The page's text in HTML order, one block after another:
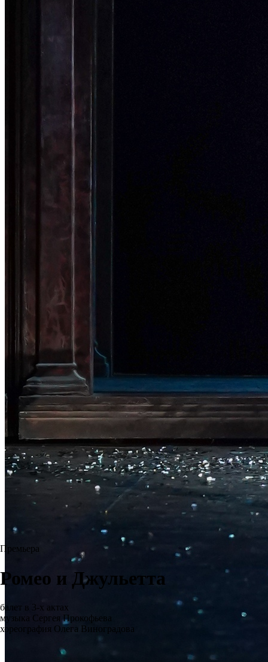
Премьера
Ромео и Джульетта
балет в 3-х актах
музыка Сергея Прокофьева
хореография Олега Виноградова